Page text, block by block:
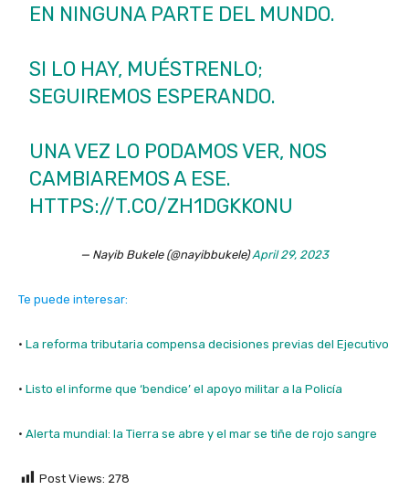
EN NINGUNA PARTE DEL MUNDO.
SI LO HAY, MUÉSTRENLO;
SEGUIREMOS ESPERANDO.
UNA VEZ LO PODAMOS VER, NOS
CAMBIAREMOS A ESE.
HTTPS://T.CO/ZH1DGKKONU
— Nayib Bukele (@nayibbukele)April 29, 2023
Te puede interesar:
· La reforma tributaria compensa decisiones previas del Ejecutivo
· Listo el informe que ‘bendice’ el apoyo militar a la Policía
· Alerta mundial: la Tierra se abre y el mar se tiñe de rojo sangre
Post Views: 278